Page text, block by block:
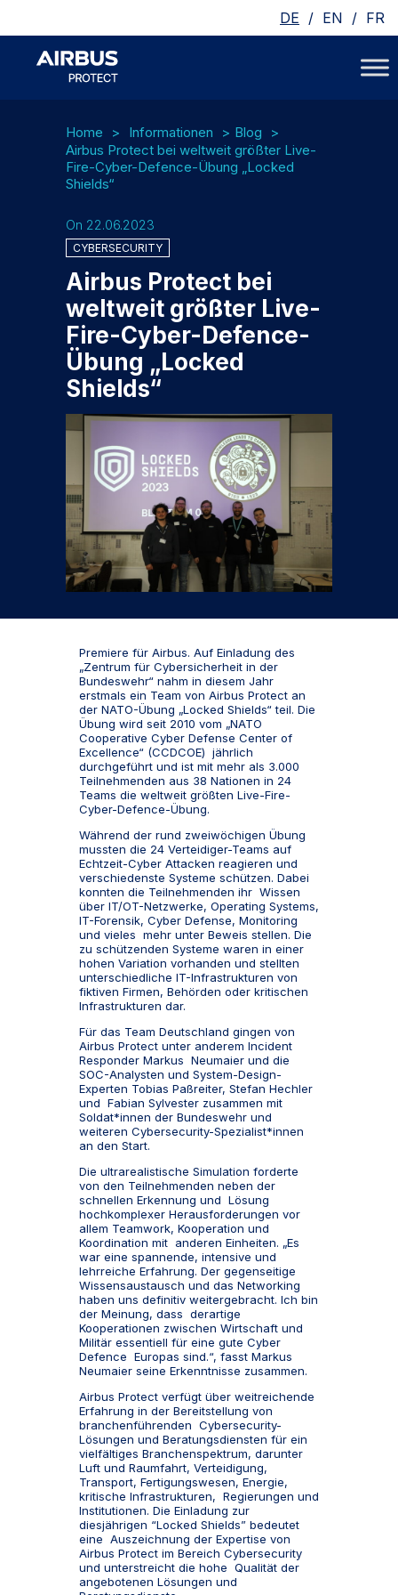
DE / EN / FR
Home Informationen
Blog
Airbus Protect bei weltweit größter Live-
Fire-Cyber-Defence-Übung „Locked
Shields“
On 22.06.2023
CYBERSECURITY
Airbus Protect bei
weltweit größter Live-
Fire-Cyber-Defence-
Übung „Locked
Shields“
Premiere für Airbus. Auf Einladung des
„Zentrum für Cybersicherheit in der
Bundeswehr“ nahm in diesem Jahr
erstmals ein Team von Airbus Protect an
der NATO-Übung „Locked Shields“ teil. Die
Übung wird seit 2010 vom „NATO
Cooperative Cyber Defense Center of
Excellence“ (CCDCOE) jährlich
durchgeführt und ist mit mehr als 3.000
Teilnehmenden aus 38 Nationen in 24
Teams die weltweit größten Live-Fire-
Cyber-Defence-Übung.
Während der rund zweiwöchigen Übung
mussten die 24 Verteidiger-Teams auf
Echtzeit-Cyber Attacken reagieren und
verschiedenste Systeme schützen. Dabei
konnten die Teilnehmenden ihr Wissen
über IT/OT-Netzwerke, Operating Systems,
IT-Forensik, Cyber Defense, Monitoring
und vieles mehr unter Beweis stellen. Die
zu schützenden Systeme waren in einer
hohen Variation vorhanden und stellten
unterschiedliche IT-Infrastrukturen von
fiktiven Firmen, Behörden oder kritischen
Infrastrukturen dar.
Für das Team Deutschland gingen von
Airbus Protect unter anderem Incident
Responder Markus Neumaier und die
SOC-Analysten und System-Design-
Experten Tobias Paßreiter, Stefan Hechler
und Fabian Sylvester zusammen mit
Soldat*innen der Bundeswehr und
weiteren Cybersecurity-Spezialist*innen
an den Start.
Die ultrarealistische Simulation forderte
von den Teilnehmenden neben der
schnellen Erkennung und Lösung
hochkomplexer Herausforderungen vor
allem Teamwork, Kooperation und
Koordination mit anderen Einheiten. „Es
war eine spannende, intensive und
lehrreiche Erfahrung. Der gegenseitige
Wissensaustausch und das Networking
haben uns definitiv weitergebracht. Ich bin
der Meinung, dass derartige
Kooperationen zwischen Wirtschaft und
Militär essentiell für eine gute Cyber
Defence Europas sind.“, fasst Markus
Neumaier seine Erkenntnisse zusammen.
Airbus Protect verfügt über weitreichende
Erfahrung in der Bereitstellung von
branchenführenden Cybersecurity-
Lösungen und Beratungsdiensten für ein
vielfältiges Branchenspektrum, darunter
Luft und Raumfahrt, Verteidigung,
Transport, Fertigungswesen, Energie,
kritische Infrastrukturen, Regierungen und
Institutionen. Die Einladung zur
diesjährigen “Locked Shields” bedeutet
eine Auszeichnung der Expertise von
Airbus Protect im Bereich Cybersecurity
und unterstreicht die hohe Qualität der
angebotenen Lösungen und